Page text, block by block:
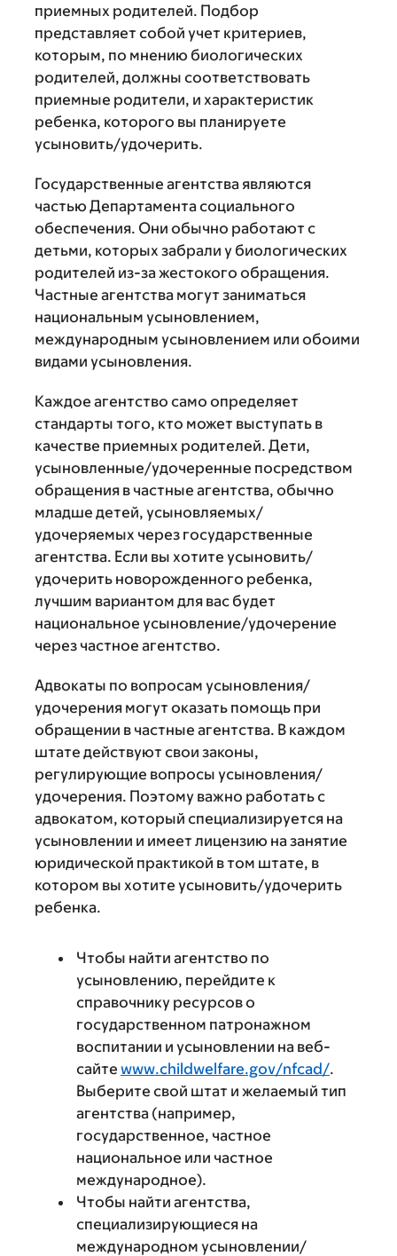
приемных родителей. Подбор
представляет собой учет критериев,
которым, по мнению биологических
родителей, должны соответствовать
приемные родители, и характеристик
ребенка, которого вы планируете
усыновить/удочерить.
Государственные агентства являются
частью Департамента социального
обеспечения. Они обычно работают с
детьми, которых забрали у биологических
родителей из-за жестокого обращения.
Частные агентства могут заниматься
национальным усыновлением,
международным усыновлением или обоими
видами усыновления.
Каждое агентство само определяет
стандарты того, кто может выступать в
качестве приемных родителей. Дети,
усыновленные/удочеренные посредством
обращения в частные агентства, обычно
младше детей, усыновляемых/
удочеряемых через государственные
агентства. Если вы хотите усыновить/
удочерить новорожденного ребенка,
лучшим вариантом для вас будет
национальное усыновление/удочерение
через частное агентство.
Адвокаты по вопросам усыновления/
удочерения могут оказать помощь при
обращении в частные агентства. В каждом
штате действуют свои законы,
регулирующие вопросы усыновления/
удочерения. Поэтому важно работать с
адвокатом, который специализируется на
усыновлении и имеет лицензию на занятие
юридической практикой в том штате, в
котором вы хотите усыновить/удочерить
ребенка.
Чтобы найти агентство по
усыновлению, перейдите к
справочнику ресурсов о
государственном патронажном
воспитании и усыновлении на веб-
сайте www.childwelfare.gov/nfcad/.
Выберите свой штат и желаемый тип
агентства (например,
государственное, частное
национальное или частное
международное).
Чтобы найти агентства,
специализирующиеся на
международном усыновлении/